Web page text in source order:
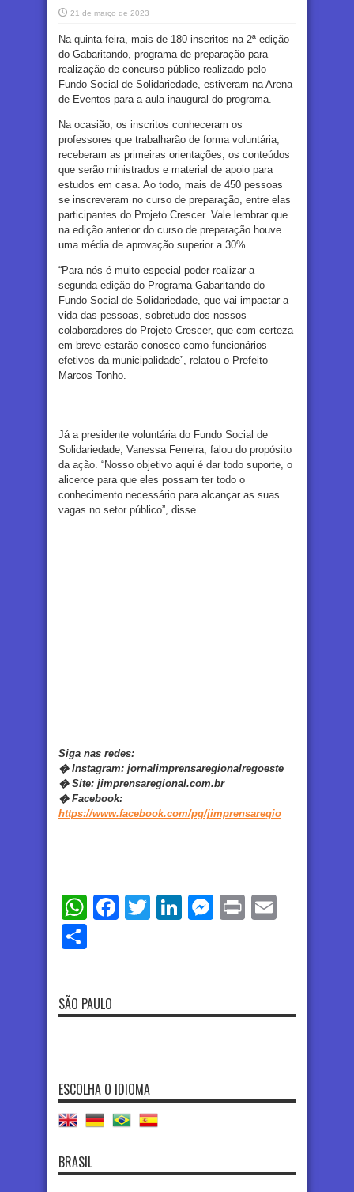
21 de março de 2023
Na quinta-feira, mais de 180 inscritos na 2ª edição
do Gabaritando, programa de preparação para
realização de concurso público realizado pelo
Fundo Social de Solidariedade, estiveram na Arena
de Eventos para a aula inaugural do programa.
Na ocasião, os inscritos conheceram os
professores que trabalharão de forma voluntária,
receberam as primeiras orientações, os conteúdos
que serão ministrados e material de apoio para
estudos em casa. Ao todo, mais de 450 pessoas
se inscreveram no curso de preparação, entre elas
participantes do Projeto Crescer. Vale lembrar que
na edição anterior do curso de preparação houve
uma média de aprovação superior a 30%.
“Para nós é muito especial poder realizar a
segunda edição do Programa Gabaritando do
Fundo Social de Solidariedade, que vai impactar a
vida das pessoas, sobretudo dos nossos
colaboradores do Projeto Crescer, que com certeza
em breve estarão conosco como funcionários
efetivos da municipalidade”, relatou o Prefeito
Marcos Tonho.
Já a presidente voluntária do Fundo Social de
Solidariedade, Vanessa Ferreira, falou do propósito
da ação. “Nosso objetivo aqui é dar todo suporte, o
alicerce para que eles possam ter todo o
conhecimento necessário para alcançar as suas
vagas no setor público”, disse
Siga nas redes:
�Instagram: jornalimprensaregionalregoeste
�Site: jimprensaregional.com.br
�Facebook:
https://www.facebook.com/pg/jimprensaregio
WhatsApp
Facebook
TwitterLinkedIn
Messenger
Print
SÃO PAULO
ESCOLHA O IDIOMA
BRASIL